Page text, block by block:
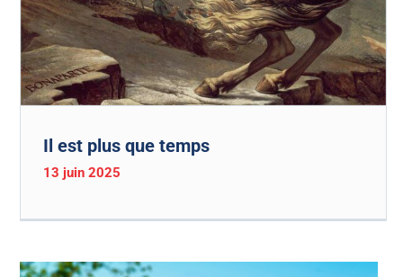
Il est plus que temps
13 juin 2025